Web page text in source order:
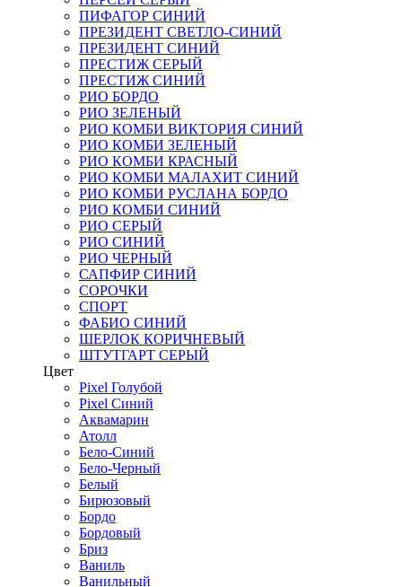
ПИФАГОР СИНИЙ
ПРЕЗИДЕНТ СВЕТЛО-СИНИЙ
ПРЕЗИДЕНТ СИНИЙ
ПРЕСТИЖ СЕРЫЙ
ПРЕСТИЖ СИНИЙ
РИО БОРДО
РИО ЗЕЛЕНЫЙ
РИО КОМБИ ВИКТОРИЯ СИНИЙ
РИО КОМБИ ЗЕЛЕНЫЙ
РИО КОМБИ КРАСНЫЙ
РИО КОМБИ МАЛАХИТ СИНИЙ
РИО КОМБИ РУСЛАНА БОРДО
РИО КОМБИ СИНИЙ
РИО СЕРЫЙ
РИО СИНИЙ
РИО ЧЕРНЫЙ
САПФИР СИНИЙ
СОРОЧКИ
СПОРТ
ФАБИО СИНИЙ
ШЕРЛОК КОРИЧНЕВЫЙ
ШТУТГАРТ СЕРЫЙ
Цвет
Pixel Голубой
Pixel Синий
Аквамарин
Атолл
Бело-Синий
Бело-Черный
Белый
Бирюзовый
Бордо
Бордовый
Бриз
Ваниль
Ванильный